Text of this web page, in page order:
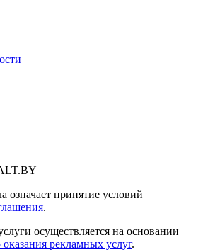
означает принятие условий
.
осуществляется на основании
рекламных услуг.